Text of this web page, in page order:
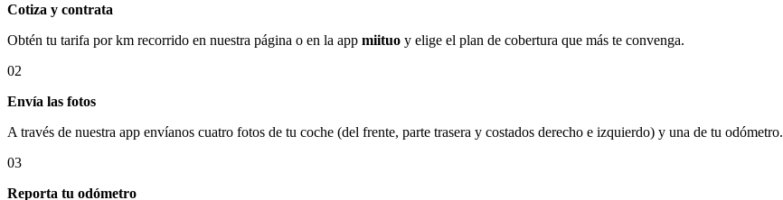
Cotiza y contrata
Obtén tu tarifa por km recorrido en nuestra página o en la app miituo y elige el plan de cobertura que más te convenga.
02
Envía las fotos
A través de nuestra app envíanos cuatro fotos de tu coche (del frente, parte trasera y costados derecho e izquierdo) y una de tu odómetro.
03
Reporta tu odómetro